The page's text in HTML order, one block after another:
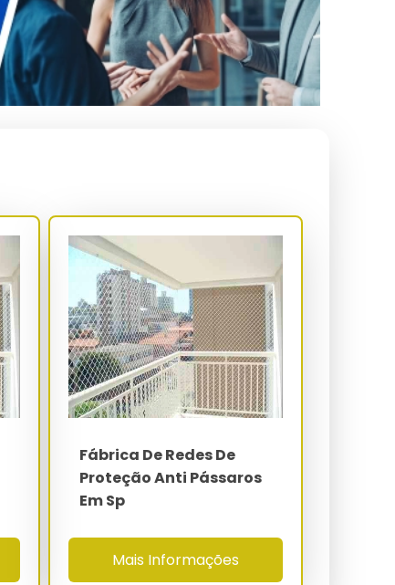
Fábrica De Redes De
Proteção Anti Pássaros
Em Sp
Mais Informações